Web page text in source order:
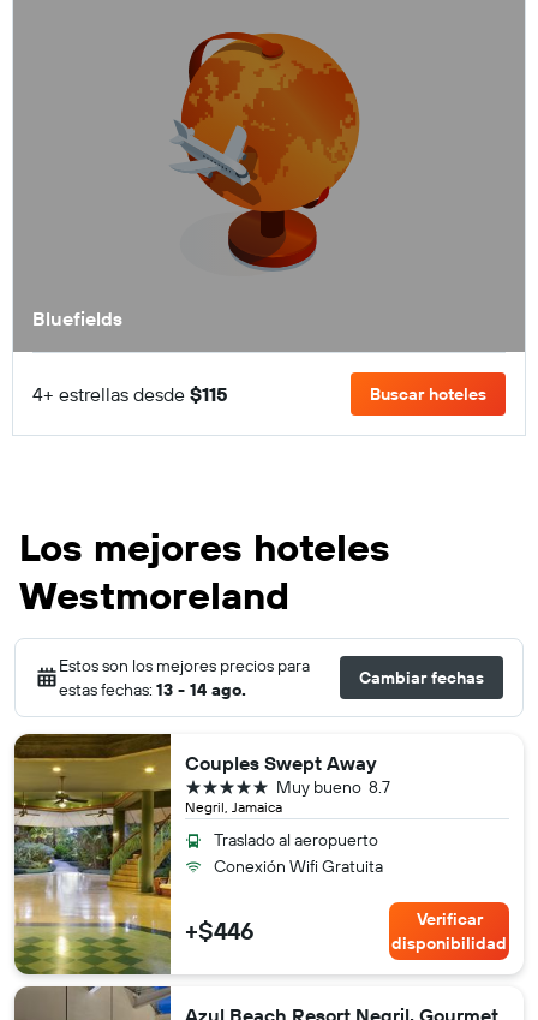
Bluefields
4+ estrellas desde $115 Buscar hoteles
Los mejores hoteles
Westmoreland
Estos son los mejores precios para
estas fechas: 13 - 14 ago.
Cambiar fechas
Couples Swept Away
Negril, Jamaica
8.7
Muy bueno
5 estrellas
Traslado al aeropuerto
Conexión Wifi Gratuita
+$446
Verificar
disponibilidad
Azul Beach Resort Negril, Gourmet